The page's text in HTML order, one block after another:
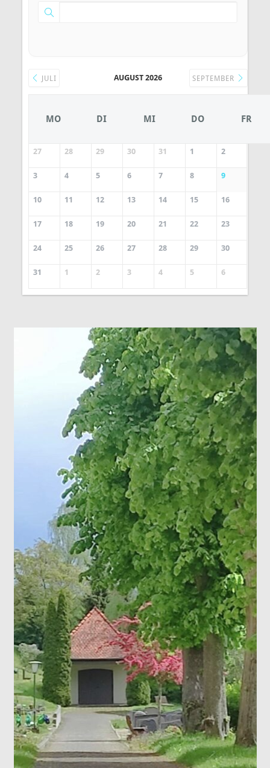
JULI AUGUST 2026 SEPTEMBER
MO DI MI DO FR
27 28 29 30 31 1 2
3 4 5 6 7 8 9
10 11 12 13 14 15 16
17 18 19 20 21 22 23
24 25 26 27 28 29 30
31 1 2 3 4 5 6